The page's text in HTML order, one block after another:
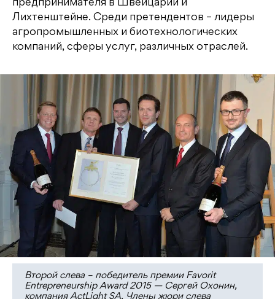
предпринимателя в Швейцарии и
Лихтенштейне. Среди претендентов – лидеры
агропромышленных и биотехнологических
компаний, сферы услуг, различных отраслей.
Второй слева – победитель премии Favorit
Entrepreneurship Award 2015 — Сергей Охонин,
компания ActLight SA. Члены жюри слева